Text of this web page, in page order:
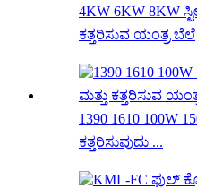
4KW 6KW 8KW
ಕತ್ತರಿಸುವ ಯಂತ್ರ ಬೆಲೆ
1390 1610 100W
ಕತ್ತರಿಸುವುದು ...